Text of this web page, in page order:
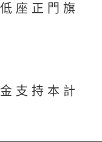
座正門旗
支持本計